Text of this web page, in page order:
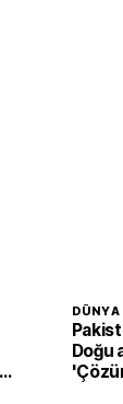
DÜNYA
Doğu